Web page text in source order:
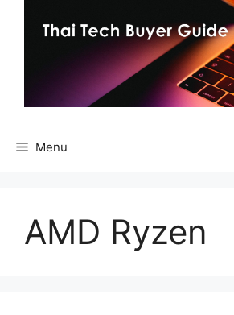
Menu
AMD Ryzen